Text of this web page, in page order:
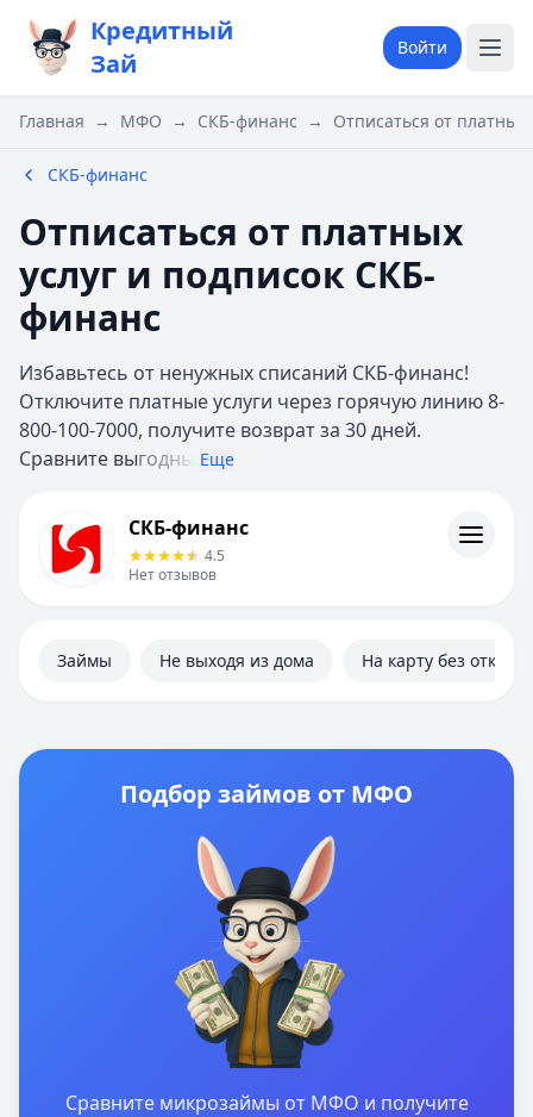
Кредитный
Зай
Войти
Главная → МФО → СКБ-финанс → Отписаться от
СКБ-финанс
Отписаться от платных
услуг и подписок СКБ-
финанс
Избавьтесь от ненужных списаний СКБ-финанс!
Отключите платные услуги через горячую линию 8-
800-100-7000, получите возврат за 30 дней.
Сравните выгодны Еще
ИнформацияСКБ-финанс
4.5
Нет отзывов
Займы Не выходя из дома На карту без отказа
Подбор займов от МФО
Сравните микрозаймы от МФО и получите